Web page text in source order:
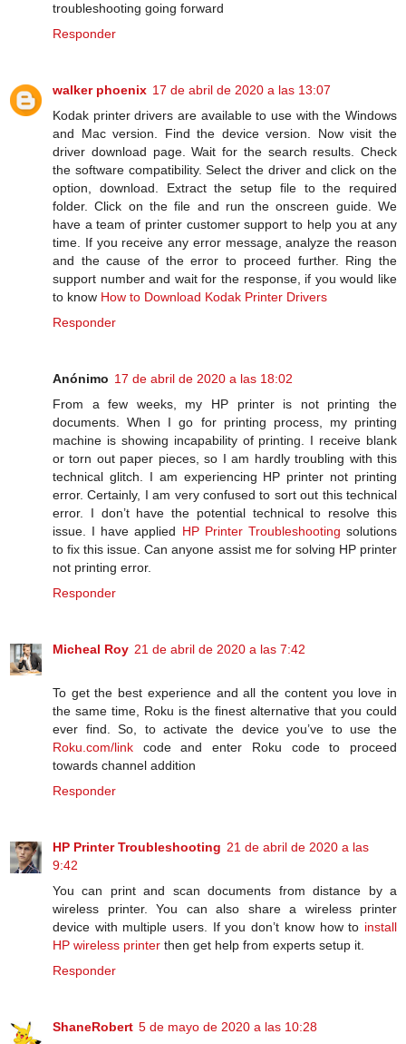
troubleshooting going forward
Responder
walker phoenix 17 de abril de 2020 a las 13:07
Kodak printer drivers are available to use with the Windows
and Mac version. Find the device version. Now visit the
driver download page. Wait for the search results. Check
the software compatibility. Select the driver and click on the
option, download. Extract the setup file to the required
folder. Click on the file and run the onscreen guide. We
have a team of printer customer support to help you at any
time. If you receive any error message, analyze the reason
and the cause of the error to proceed further. Ring the
support number and wait for the response, if you would like
to know How to Download Kodak Printer Drivers
Responder
Anónimo 17 de abril de 2020 a las 18:02
From a few weeks, my HP printer is not printing the
documents. When I go for printing process, my printing
machine is showing incapability of printing. I receive blank
or torn out paper pieces, so I am hardly troubling with this
technical glitch. I am experiencing HP printer not printing
error. Certainly, I am very confused to sort out this technical
error. I don’t have the potential technical to resolve this
issue. I have applied HP Printer Troubleshooting solutions
to fix this issue. Can anyone assist me for solving HP printer
not printing error.
Responder
Micheal Roy 21 de abril de 2020 a las 7:42
To get the best experience and all the content you love in
the same time, Roku is the finest alternative that you could
ever find. So, to activate the device you’ve to use the
Roku.com/link code and enter Roku code to proceed
towards channel addition
Responder
HP Printer Troubleshooting 21 de abril de 2020 a las
9:42
You can print and scan documents from distance by a
wireless printer. You can also share a wireless printer
device with multiple users. If you don’t know how to install
HP wireless printer then get help from experts setup it.
Responder
ShaneRobert 5 de mayo de 2020 a las 10:28